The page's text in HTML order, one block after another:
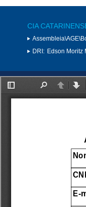
CIA
DRI: Edson Moritz